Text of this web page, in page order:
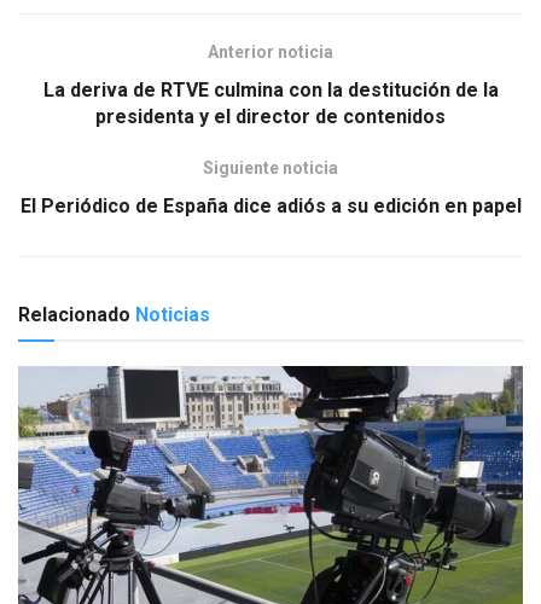
Anterior noticia
La deriva de RTVE culmina con la destitución de la
presidenta y el director de contenidos
Siguiente noticia
El Periódico de España dice adiós a su edición en papel
Relacionado Noticias